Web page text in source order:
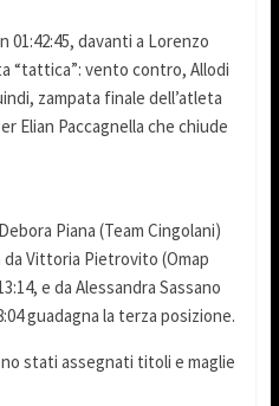
01:42:45, davanti a Lorenzo
“tattica”: vento contro, Allodi
zampata finale dell’atleta
Elian Paccagnella che chiude
Piana (Team Cingolani)
da Vittoria Pietrovito (Omap
e da Alessandra Sassano
guadagna la terza posizione.
stati assegnati titoli e maglie